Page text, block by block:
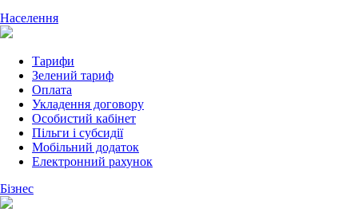
Населення
Тарифи
Зелений тариф
Оплата
Укладення договору
Особистий кабінет
Пільги і субсидії
Мобільний додаток
Електронний рахунок
Бізнес